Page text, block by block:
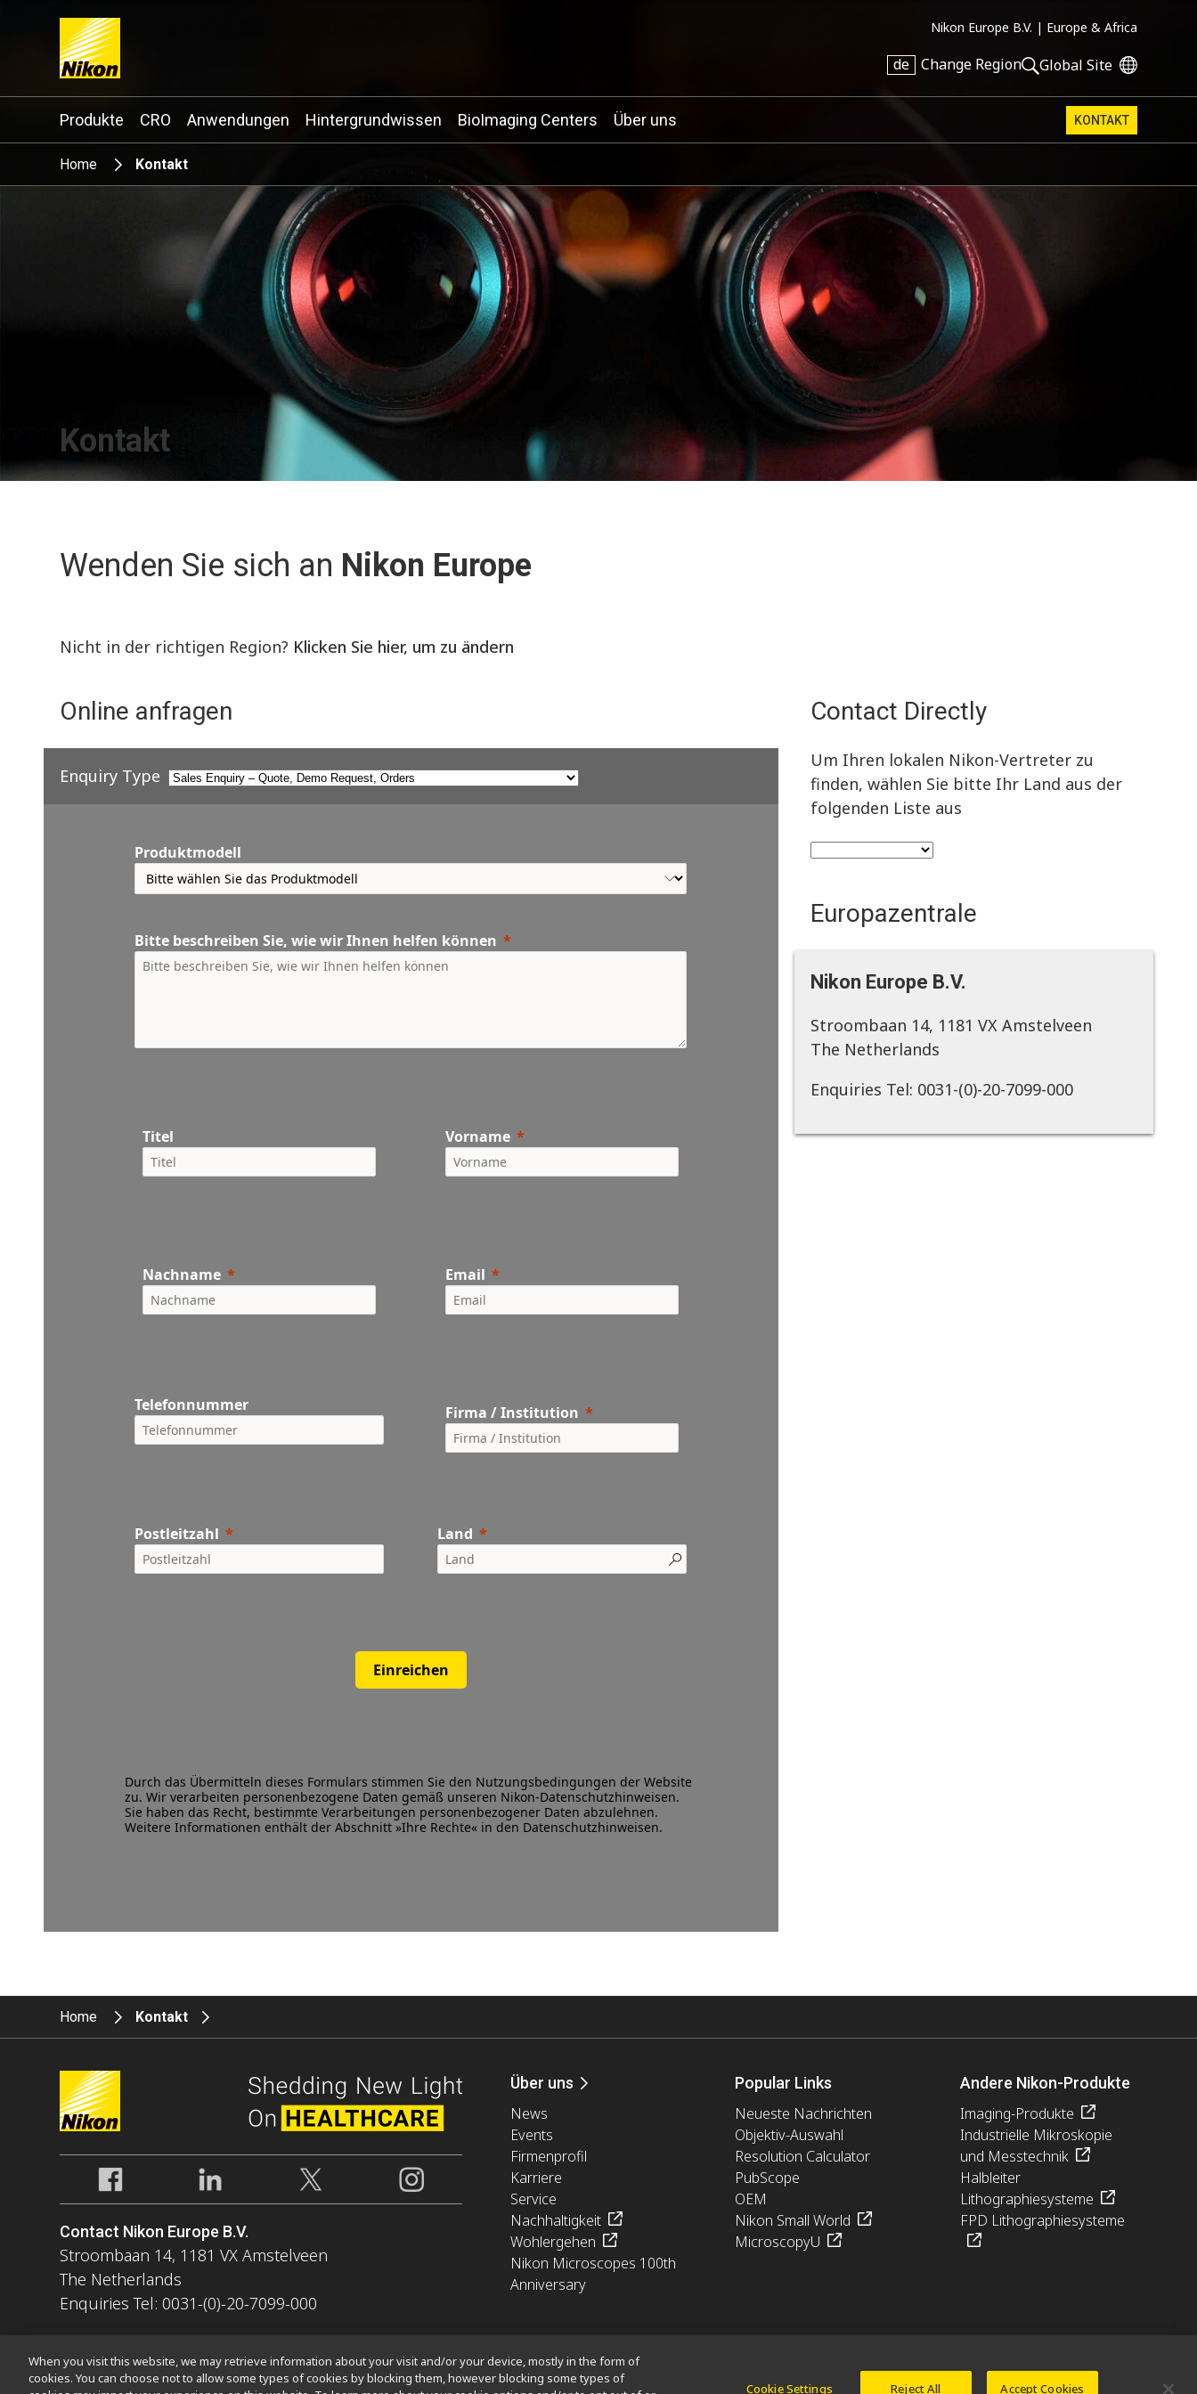
Nikon Europe B.V. | Europe & Africa
de Change Region Global Site
Search keyword(s)
Produkte CRO Anwendungen Hintergrundwissen BioImaging Centers Über uns KONTAKT
Home Kontakt
Kontakt
Wenden Sie sich an Nikon Europe
Nicht in der richtigen Region? Klicken Sie hier, um zu ändern
Online anfragen
Enquiry Type
Produktmodell
Bitte beschreiben Sie, wie wir Ihnen helfen können
Titel Vorname
Nachname Email
Telefonnummer Firma / Institution
Postleitzahl Land
Einreichen
Durch das Übermitteln dieses Formulars stimmen Sie den Nutzungsbedingungen der Website
zu. Wir verarbeiten personenbezogene Daten gemäß unseren Nikon-Datenschutzhinweisen.
Sie haben das Recht, bestimmte Verarbeitungen personenbezogener Daten abzulehnen.
Weitere Informationen enthält der Abschnitt »Ihre Rechte« in den Datenschutzhinweisen.
Contact Directly
Um Ihren lokalen Nikon-Vertreter zu
finden, wählen Sie bitte Ihr Land aus der
folgenden Liste aus
Europazentrale
Nikon Europe B.V.
Stroombaan 14, 1181 VX Amstelveen
The Netherlands
Enquiries Tel: 0031-(0)-20-7099-000
Home Kontakt
Contact Nikon Europe B.V.
Stroombaan 14, 1181 VX Amstelveen
The Netherlands
Enquiries Tel: 0031-(0)-20-7099-000
Über uns
News
Events
Firmenprofil
Karriere
Service
Nachhaltigkeit
Wohlergehen
Nikon Microscopes 100th
Anniversary
Popular Links
Neueste Nachrichten
Objektiv-Auswahl
Resolution Calculator
PubScope
OEM
Nikon Small World
MicroscopyU
Andere Nikon-Produkte
Imaging-Produkte
Industrielle Mikroskopie
und Messtechnik
Halbleiter
Lithographiesysteme
FPD Lithographiesysteme
When you visit this website, we may retrieve information about your visit and/or your device, mostly in the form of
cookies. You can choose not to allow some types of cookies by blocking them, however blocking some types of
Cookie Settings Reject All Accept Cookies